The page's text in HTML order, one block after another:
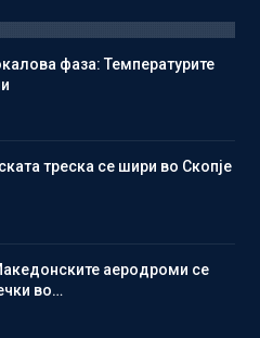
фаза: Температурите
треска се шири во Скопје
аеродроми се
во…